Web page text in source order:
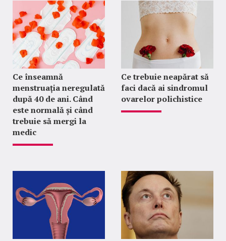
Ce înseamnă
menstruația neregulată
după 40 de ani. Când
este normală și când
trebuie să mergi la
medic
Ce trebuie neapărat să
faci dacă ai sindromul
ovarelor polichistice